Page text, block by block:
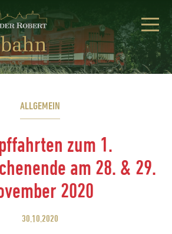
ALLGEMEIN
zum 1.
am 28. & 29.
2020
30.10.2020